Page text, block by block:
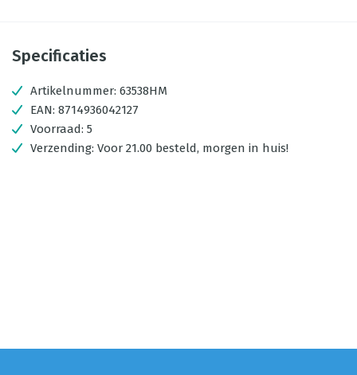
Specificaties
Artikelnummer: 63538HM
EAN: 8714936042127
Voorraad: 5
Verzending: Voor 21.00 besteld, morgen in huis!